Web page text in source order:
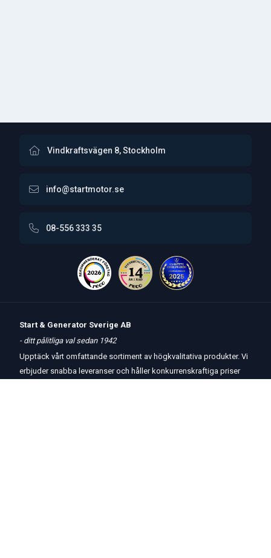
Vindkraftsvägen 8, Stockholm
info@startmotor.se
08-556 333 35
Start & Generator Sverige AB
- ditt pålitliga val sedan 1942
Upptäck vårt omfattande sortiment av högkvalitativa produkter. Vi
erbjuder snabba leveranser och håller konkurrenskraftiga priser